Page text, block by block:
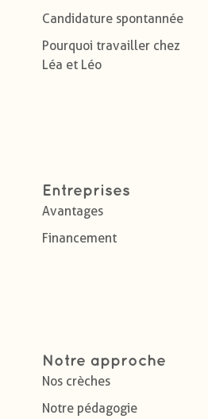
Candidature spontannée
Pourquoi travailler chez
Léa et Léo
Entreprises
Avantages
Financement
Notre approche
Nos crèches
Notre pédagogie